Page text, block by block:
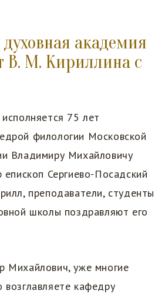
академия
В. М. Кириллина с
75 лет
филологии Московской
Владимиру Михайловичу
епископ Сергиево-Посадский
преподаватели, студенты
школы поздравляют его
Михайлович, уже многие
кафедру